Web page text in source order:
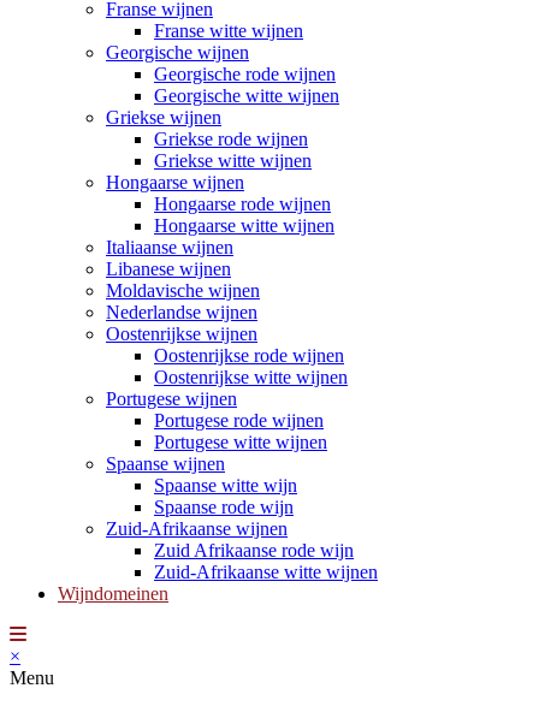
Franse wijnen
Franse witte wijnen
Georgische wijnen
Georgische rode wijnen
Georgische witte wijnen
Griekse wijnen
Griekse rode wijnen
Griekse witte wijnen
Hongaarse wijnen
Hongaarse rode wijnen
Hongaarse witte wijnen
Italiaanse wijnen
Libanese wijnen
Moldavische wijnen
Nederlandse wijnen
Oostenrijkse wijnen
Oostenrijkse rode wijnen
Oostenrijkse witte wijnen
Portugese wijnen
Portugese rode wijnen
Portugese witte wijnen
Spaanse wijnen
Spaanse witte wijn
Spaanse rode wijn
Zuid-Afrikaanse wijnen
Zuid Afrikaanse rode wijn
Zuid-Afrikaanse witte wijnen
Wijndomeinen
×
Menu